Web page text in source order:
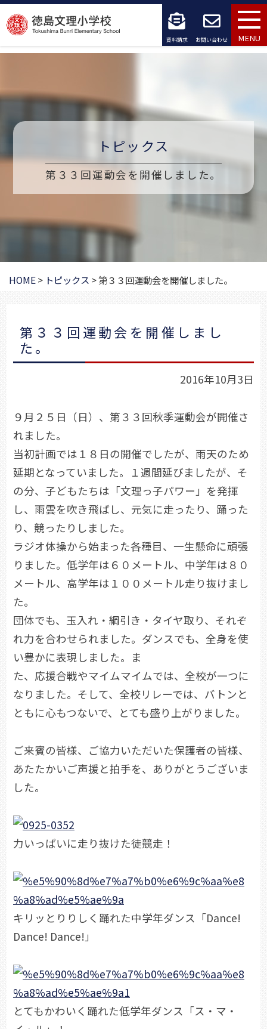
コ
ン
テ
ツ
ス
プ
資料請求 お問い合わせ MENU
トピックス
第３３回運動会を開催しました。
HOME> トピックス >第３３回運動会を開催しました。
第３３回運動会を開催しまし
た。
2016年10月3日
９月２５日（日）、第３３回秋季運動会が開催さ
れました。
当初計画では１８日の開催でしたが、雨天のため
延期となっていました。１週間延びましたが、そ
の分、子どもたちは「文理っ子パワー」を発揮
し、雨雲を吹き飛ばし、元気に走ったり、踊った
り、競ったりしました。
ラジオ体操から始まった各種目、一生懸命に頑張
りました。低学年は６０メートル、中学年は８０
メートル、高学年は１００メートル走り抜けまし
た。
団体でも、玉入れ・綱引き・タイヤ取り、それぞ
れ力を合わせられました。ダンスでも、全身を使
い豊かに表現しました。ま
た、応援合戦やマイムマイムでは、全校が一つに
なりました。そして、全校リレーでは、バトンと
ともに心もつないで、とても盛り上がりました。
ご来賓の皆様、ご協力いただいた保護者の皆様、
あたたかいご声援と拍手を、ありがとうございま
した。
力いっぱいに走り抜けた徒競走！
キリッとりりしく踊れた中学年ダンス「Dance!
Dance! Dance!」
とてもかわいく踊れた低学年ダンス「ス・マ・